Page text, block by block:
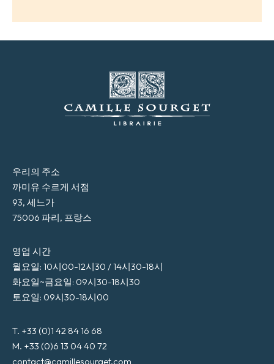
우리의 주소
까미유 수르게 서점
93, 세느가
75006 파리, 프랑스
영업 시간
월요일: 10시00-12시30 / 14시30-18시
화요일~금요일: 09시30-18시30
토요일: 09시30-18시00
T. +33 (0)1 42 84 16 68
M. +33 (0)6 13 04 40 72
contact@camillesourget.com